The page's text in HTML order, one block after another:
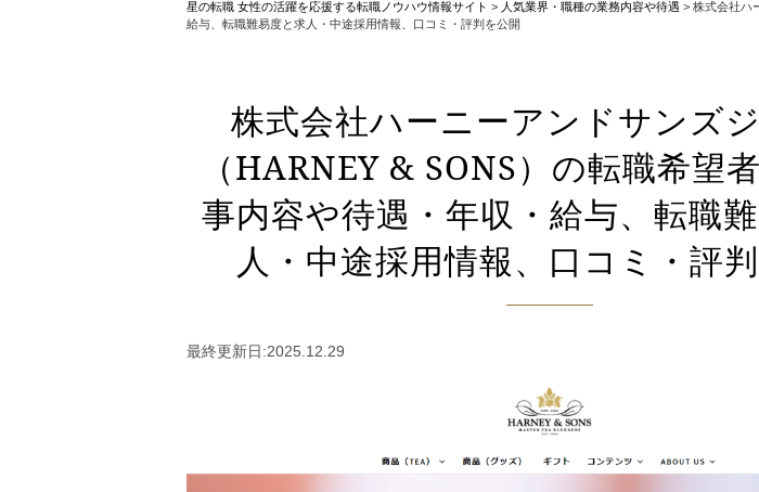
星の転職 女性の活躍を応援する転職ノウハウ情報サイト > 人気業界・職種の業務内容や待遇 > 株式会社ハ
給与、転職難易度と求人・中途採用情報、口コミ・評判を公開
株式会社ハーニーアンドサンズ
（HARNEY & SONS）の転職希望
事内容や待遇・年収・給与、転職
人・中途採用情報、口コミ・評
最終更新日:2025.12.29